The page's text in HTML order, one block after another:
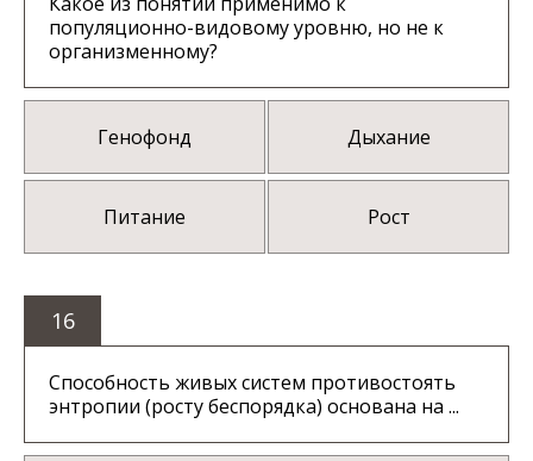
популяционно-видовому уровню, но не к
организменному?
Генофонд Дыхание
Питание Рост
16
Способность живых систем противостоять
энтропии (росту беспорядка) основана на ...